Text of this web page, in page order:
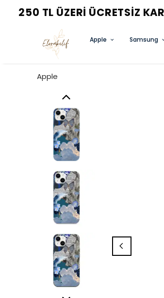
Apple Samsung
Apple